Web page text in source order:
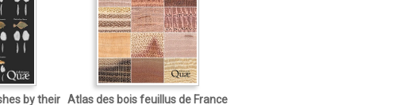
by their Atlas des bois feuillus de France